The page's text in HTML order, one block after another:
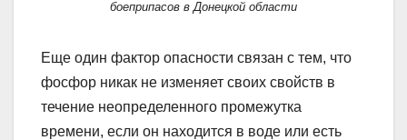
боеприпасов в Донецкой области
Еще один фактор опасности связан с тем, что
фосфор никак не изменяет своих свойств в
течение неопределенного промежутка
времени, если он находится в воде или есть